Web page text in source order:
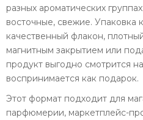
разных ароматических
восточные, свежие. Упаковка
качественный флакон,
магнитным закрытием или
продукт выгодно смотрится
воспринимается как подарок.
Этот формат подходит для
парфюмерии, маркетплейс-